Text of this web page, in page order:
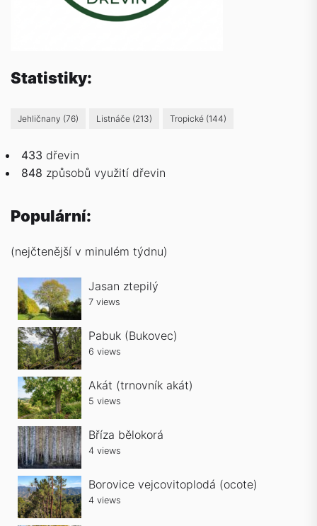
Statistiky:
Jehličnany (76) Listnáče (213) Tropické (144)
433 dřevin
848 způsobů využití dřevin
Populární:
(nejčtenější v minulém týdnu)
Jasan ztepilý
7 views
Pabuk (Bukovec)
6 views
Akát (trnovník akát)
5 views
Bříza bělokorá
4 views
Borovice vejcovitoplodá (ocote)
4 views